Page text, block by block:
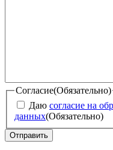
Согласие(Обязательно)
Даю согласие на
данных(Обязательно)